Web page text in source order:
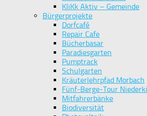
KliKk Aktiv – Gemeinde
Bürgerprojekte
Dorfcafé
Repair Cafe
Bücherbasar
Paradiesgarten
Pumptrack
Schulgarten
Kräuterlehrpfad Morbach
Fünf-Berge-Tour
Mitfahrerbänke
Biodiversität